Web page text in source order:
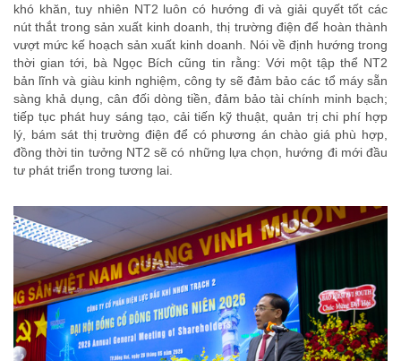
khó khăn, tuy nhiên NT2 luôn có hướng đi và giải quyết tốt các
nút thắt trong sản xuất kinh doanh, thị trường điện để hoàn thành
vượt mức kế hoạch sản xuất kinh doanh. Nói về định hướng trong
thời gian tới, bà Ngọc Bích cũng tin rằng: Với một tập thể NT2
bản lĩnh và giàu kinh nghiệm, công ty sẽ đảm bảo các tổ máy sẵn
sàng khả dụng, cân đối dòng tiền, đảm bảo tài chính minh bạch;
tiếp tục phát huy sáng tạo, cải tiến kỹ thuật, quản trị chi phí hợp
lý, bám sát thị trường điện để có phương án chào giá phù hợp,
đồng thời tin tưởng NT2 sẽ có những lựa chọn, hướng đi mới đầu
tư phát triển trong tương lai.